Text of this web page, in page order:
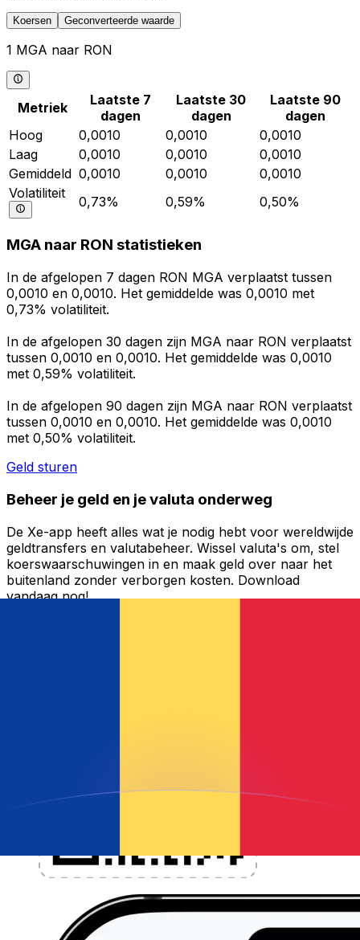
Koersen Geconverteerde waarde
1 MGA naar RON
Metriek
Laatste 7
dagen
Laatste 30
dagen
Laatste 90
dagen
Hoog
0,0010 0,0010
0,0010
Laag
0,0010 0,0010
0,0010
Gemiddeld 0,0010 0,0010
0,0010
Volatiliteit
0,73% 0,59% 0,50%
MGA naar RON statistieken
In de afgelopen 7 dagen RON MGA verplaatst tussen
0,0010 en 0,0010. Het gemiddelde was 0,0010 met
0,73% volatiliteit.
In de afgelopen 30 dagen zijn MGA naar RON verplaatst
tussen 0,0010 en 0,0010. Het gemiddelde was 0,0010
met 0,59% volatiliteit.
In de afgelopen 90 dagen zijn MGA naar RON verplaatst
tussen 0,0010 en 0,0010. Het gemiddelde was 0,0010
met 0,50% volatiliteit.
Geld sturen
Beheer je geld en je valuta onderweg
De Xe-app heeft alles wat je nodig hebt voor wereldwijde
geldtransfers en valutabeheer. Wissel valuta's om, stel
koerswaarschuwingen in en maak geld over naar het
buitenland zonder verborgen kosten. Download
vandaag nog!